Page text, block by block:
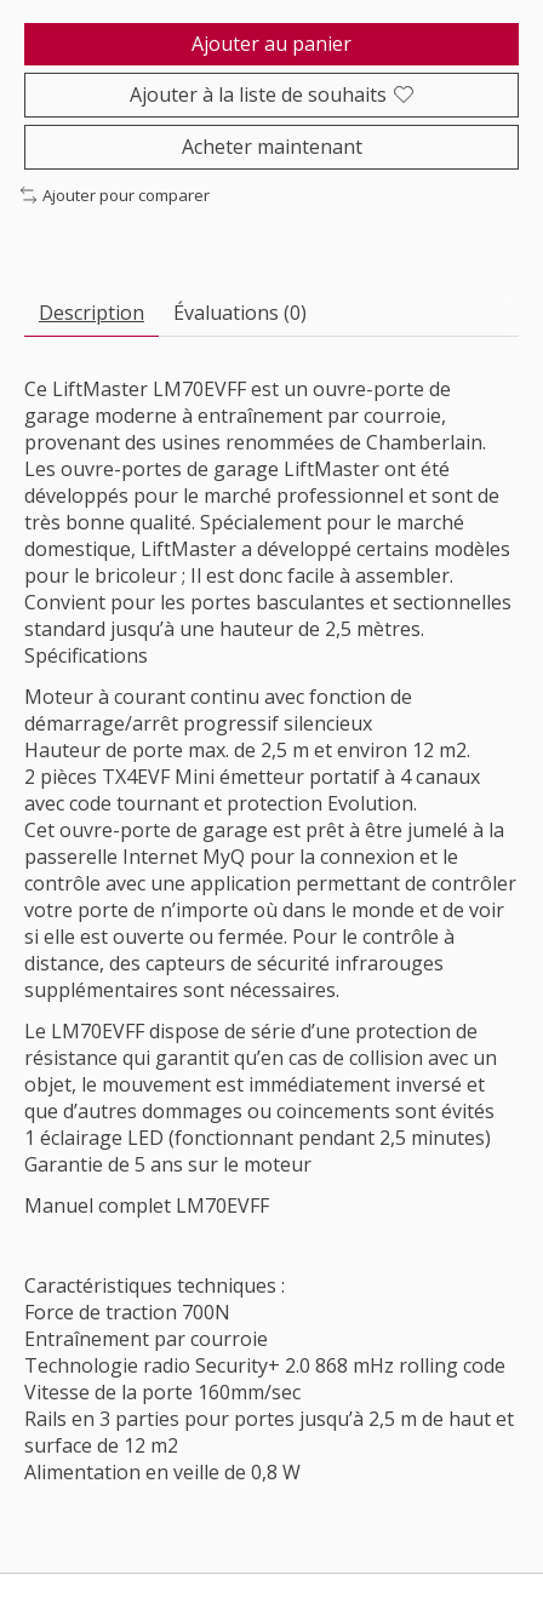
Ajouter au panier
Ajouter à la liste de souhaits
Acheter maintenant
Ajouter pour comparer
Description Évaluations (0)
Ce LiftMaster LM70EVFF est un ouvre-porte de
garage moderne à entraînement par courroie,
provenant des usines renommées de Chamberlain.
Les ouvre-portes de garage LiftMaster ont été
développés pour le marché professionnel et sont de
très bonne qualité. Spécialement pour le marché
domestique, LiftMaster a développé certains modèles
pour le bricoleur ; Il est donc facile à assembler.
Convient pour les portes basculantes et sectionnelles
standard jusqu’à une hauteur de 2,5 mètres.
Spécifications
Moteur à courant continu avec fonction de
démarrage/arrêt progressif silencieux
Hauteur de porte max. de 2,5 m et environ 12 m2.
2 pièces TX4EVF Mini émetteur portatif à 4 canaux
avec code tournant et protection Evolution.
Cet ouvre-porte de garage est prêt à être jumelé à la
passerelle Internet MyQ pour la connexion et le
contrôle avec une application permettant de contrôler
votre porte de n’importe où dans le monde et de voir
si elle est ouverte ou fermée. Pour le contrôle à
distance, des capteurs de sécurité infrarouges
supplémentaires sont nécessaires.
Le LM70EVFF dispose de série d’une protection de
résistance qui garantit qu’en cas de collision avec un
objet, le mouvement est immédiatement inversé et
que d’autres dommages ou coincements sont évités
1 éclairage LED (fonctionnant pendant 2,5 minutes)
Garantie de 5 ans sur le moteur
Manuel complet LM70EVFF
Caractéristiques techniques :
Force de traction 700N
Entraînement par courroie
Technologie radio Security+ 2.0 868 mHz rolling code
Vitesse de la porte 160mm/sec
Rails en 3 parties pour portes jusqu’à 2,5 m de haut et
surface de 12 m2
Alimentation en veille de 0,8 W